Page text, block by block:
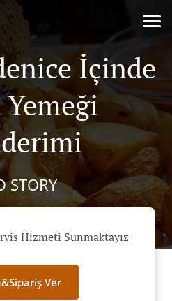
İçinde
STORY
Hizmeti Sunmaktayız
Ver